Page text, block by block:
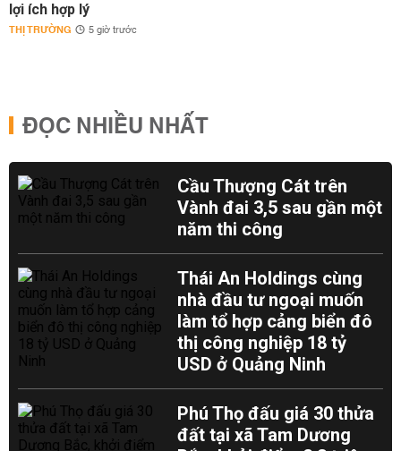
lợi ích hợp lý
THỊ TRƯỜNG 5 giờ trước
ĐỌC NHIỀU NHẤT
Cầu Thượng Cát trên
Vành đai 3,5 sau gần một
năm thi công
Thái An Holdings cùng
nhà đầu tư ngoại muốn
làm tổ hợp cảng biển đô
thị công nghiệp 18 tỷ
USD ở Quảng Ninh
Phú Thọ đấu giá 30 thửa
đất tại xã Tam Dương